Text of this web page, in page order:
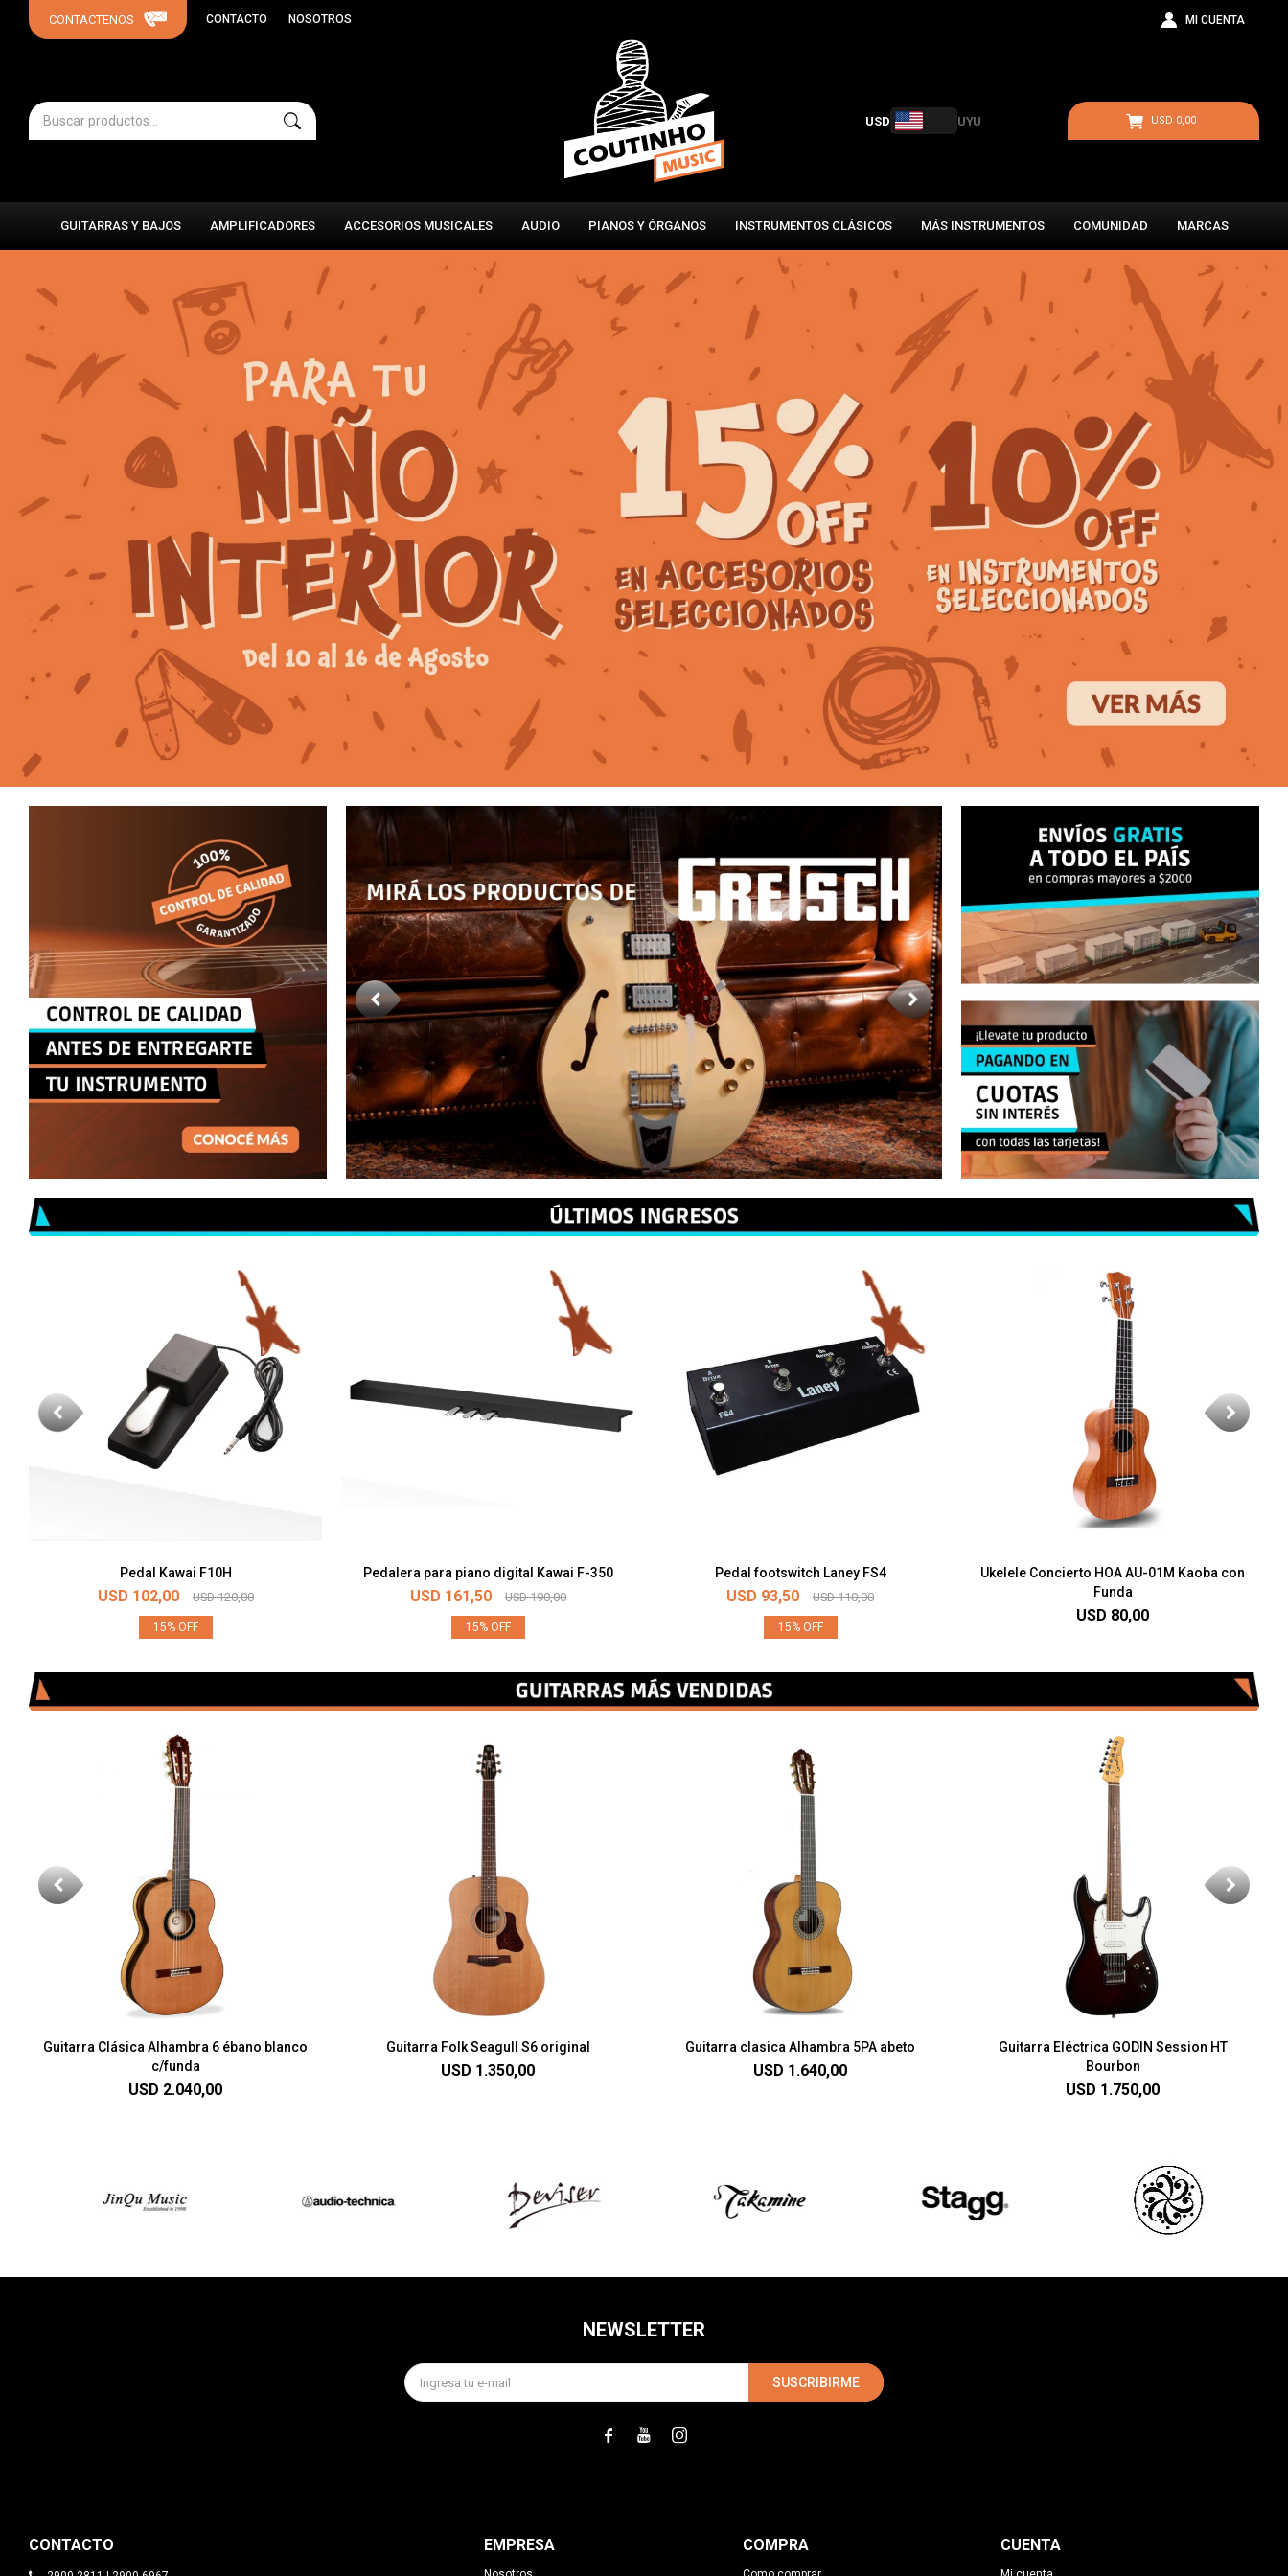
GUITARRAS Y BAJOS AMPLIFICADORES ACCESORIOS MUSICALES AUDIO PIANOS Y ÓRGANOS INSTRUMENTOS CLÁSICOS MÁS INSTRUMENTOS COMUNIDAD MARCAS
USD 0,00
USD UYU
CONTACTO NOSOTROS
Pedal Kawai F10H
USD 102,00 USD 120,00
15
Pedalera para piano digital Kawai F-350
USD 161,50 USD 190,00
15
Pedal footswitch Laney FS4
USD 93,50 USD 110,00
15
Ukelele Concierto HOA AU-01M Kaoba con
Funda
USD 80,00
Guitarra Clásica Alhambra 6 ébano blanco
c/funda
USD 2.040,00
Guitarra Folk Seagull S6 original
USD 1.350,00
Guitarra clasica Alhambra 5PA abeto
USD 1.640,00
Guitarra Eléctrica GODIN Session HT
Bourbon
USD 1.750,00
CONTACTO EMPRESA COMPRA CUENTA
NEWSLETTER
SUSCRIBIRME
  